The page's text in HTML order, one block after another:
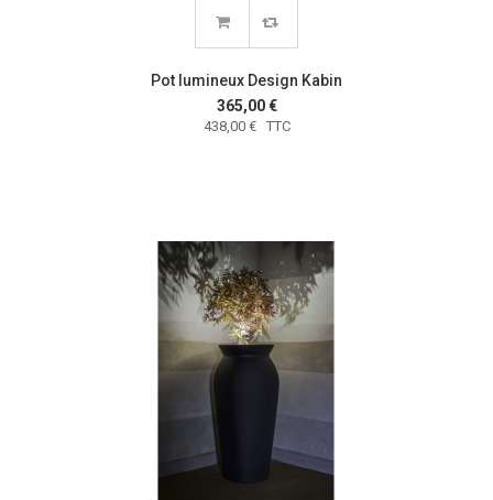
Pot lumineux Design Kabin
365,00 €
438,00 € TTC